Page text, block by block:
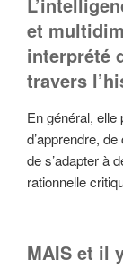
et
interprété
travers
En général,
d’apprendre,
de s’adapter à
rationnelle
MAIS et il